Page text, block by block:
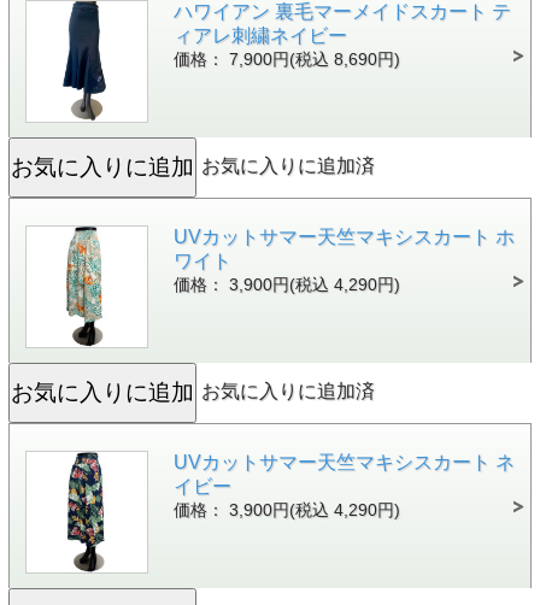
ハワイアン 裏毛マーメイドスカート テ
ィアレ刺繍ネイビー
価格： 7,900円(税込 8,690円)
お気に入りに追加済
UVカットサマー天竺マキシスカート ホ
ワイト
価格： 3,900円(税込 4,290円)
お気に入りに追加済
UVカットサマー天竺マキシスカート ネ
イビー
価格： 3,900円(税込 4,290円)